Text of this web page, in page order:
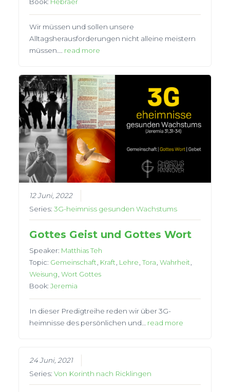
Book: Hebräer
Wir müssen und sollen unsere
Alltagsherausforderungen nicht alleine meistern
müssen…. read more
12 Juni, 2022
Series:3G-heimniss gesunden Wachstums
Gottes Geist und Gottes Wort
Speaker: Matthias Teh
Topic: Gemeinschaft Kraft Lehre ,Tora ,Wahrheit
Weisung ,Wort Gottes
Book:Jeremia
In dieser Predigtreihe reden wir über 3G-
heimnisse des persönlichen und… read more
24 Juni, 2021
Series:Von Korinth nach Ricklingen